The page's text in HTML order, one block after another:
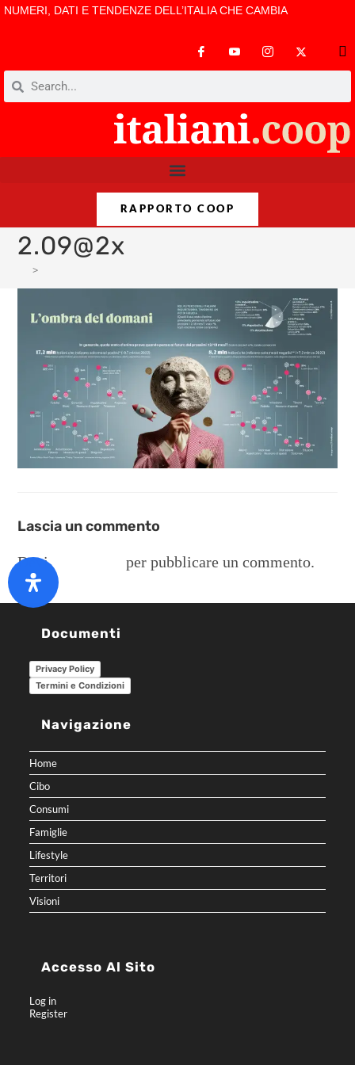
NUMERI, DATI E TENDENZE DELL’ITALIA CHE CAMBIA
RAPPORTO COOP
2.09@2x
>
Lascia un commento
Deviconnetterti per pubblicare un commento.
Documenti
Privacy Policy
Termini e Condizioni
Navigazione
Home
Cibo
Consumi
Famiglie
Lifestyle
Territori
Visioni
Accesso Al Sito
Log in
Register